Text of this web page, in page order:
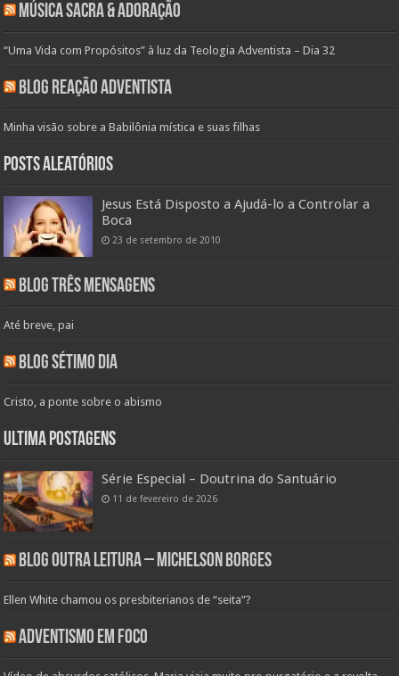
Música Sacra & Adoração
“Uma Vida com Propósitos” à luz da Teologia Adventista – Dia 32
Blog Reação Adventista
Minha visão sobre a Babilônia mística e suas filhas
Posts aleatórios
Jesus Está Disposto a Ajudá-lo a Controlar a
Boca
23 de setembro de 2010
Blog Três Mensagens
Até breve, pai
Blog Sétimo Dia
Cristo, a ponte sobre o abismo
Ultima Postagens
Série Especial – Doutrina do Santuário
11 de fevereiro de 2026
Blog Outra Leitura – Michelson Borges
Ellen White chamou os presbiterianos de “seita”?
Adventismo em Foco